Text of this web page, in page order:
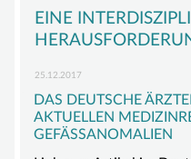
überspringen
ÜBER UNS
DIE DIGGEFA
ZIELE
VORSTAND
EINE
25.12.2017
DAS DEUTSCHE
AKTUELLEN
GEFÄSSANOMALIEN